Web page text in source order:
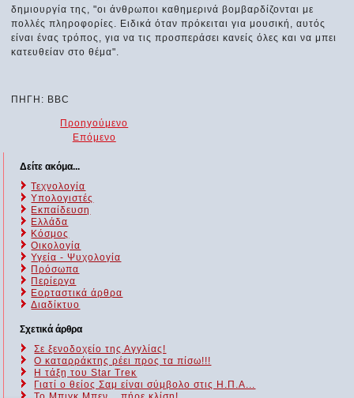
δημιουργία της, "οι άνθρωποι καθημερινά βομβαρδίζονται με
πολλές πληροφορίες. Ειδικά όταν πρόκειται για μουσική, αυτός
είναι ένας τρόπος, για να τις προσπεράσει κανείς όλες και να μπει
κατευθείαν στο θέμα".
ΠΗΓΗ: BBC
Προηγούμενο
Επόμενο
Δείτε ακόμα...
Τεχνολογία
Υπολογιστές
Εκπαίδευση
Ελλάδα
Κόσμος
Οικολογία
Υγεία - Ψυχολογία
Πρόσωπα
Περίεργα
Εορταστικά άρθρα
Διαδίκτυο
Σχετικά άρθρα
Σε ξενοδοχείο της Αγγλίας!
Ο καταρράκτης ρέει προς τα πίσω!!!
H τάξη του Star Treκ
Γιατί ο θείος Σαμ είναι σύμβολο στις Η.Π.Α...